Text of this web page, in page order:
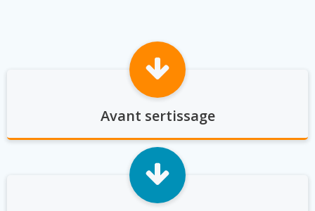
Avant sertissage